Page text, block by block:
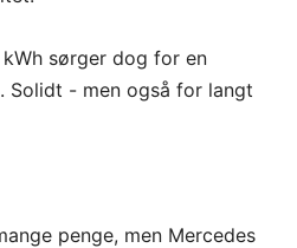
sørger dog for en
- men også for langt
penge, men Mercedes